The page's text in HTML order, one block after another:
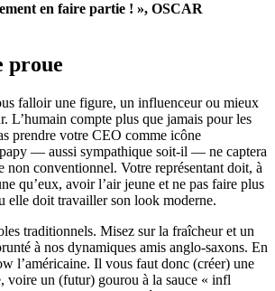
en faire partie ! », OSCAR
proue
falloir une figure, un influenceur ou mieux
L’humain compte plus que jamais pour les
prendre votre CEO comme icône
— aussi sympathique soit-il — ne captera
non conventionnel. Votre représentant doit, à
qu’eux, avoir l’air jeune et ne pas faire plus
elle doit travailler son look moderne.
traditionnels. Misez sur la fraîcheur et un
à nos dynamiques amis anglo-saxons. En
l’américaine. Il vous faut donc (créer) une
voire un (futur) gourou à la sauce « infl